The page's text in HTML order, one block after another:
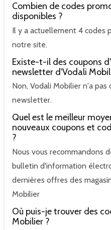
Combien de codes
disponibles ?
Il y a actuellement 4 codes
notre site.
Existe-t-il des coupons
newsletter d'Vodali
Non, Vodali Mobilier n'a pas
newsletter.
Quel est le meilleur
nouveaux coupons et
?
Nous vous recommandons
bulletin d'information
dernières offres des
Mobilier
Où puis-je trouver des
Mobilier ?